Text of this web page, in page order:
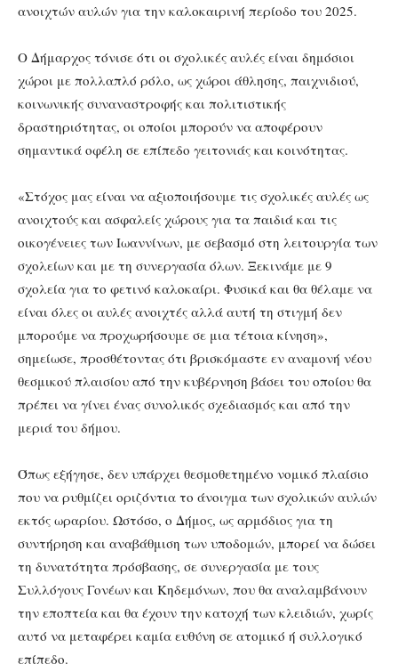
ανοιχτών αυλών για την καλοκαιρινή περίοδο του 2025.
Ο Δήμαρχος τόνισε ότι οι σχολικές αυλές είναι δημόσιοι
χώροι με πολλαπλό ρόλο, ως χώροι άθλησης, παιχνιδιού,
κοινωνικής συναναστροφής και πολιτιστικής
δραστηριότητας, οι οποίοι μπορούν να αποφέρουν
σημαντικά οφέλη σε επίπεδο γειτονιάς και κοινότητας.
«Στόχος μας είναι να αξιοποιήσουμε τις σχολικές αυλές ως
ανοιχτούς και ασφαλείς χώρους για τα παιδιά και τις
οικογένειες των Ιωαννίνων, με σεβασμό στη λειτουργία των
σχολείων και με τη συνεργασία όλων. Ξεκινάμε με 9
σχολεία για το φετινό καλοκαίρι. Φυσικά και θα θέλαμε να
είναι όλες οι αυλές ανοιχτές αλλά αυτή τη στιγμή δεν
μπορούμε να προχωρήσουμε σε μια τέτοια κίνηση»,
σημείωσε, προσθέτοντας ότι βρισκόμαστε εν αναμονή νέου
θεσμικού πλαισίου από την κυβέρνηση βάσει του οποίου θα
πρέπει να γίνει ένας συνολικός σχεδιασμός και από την
μεριά του δήμου.
Όπως εξήγησε, δεν υπάρχει θεσμοθετημένο νομικό πλαίσιο
που να ρυθμίζει οριζόντια το άνοιγμα των σχολικών αυλών
εκτός ωραρίου. Ωστόσο, ο Δήμος, ως αρμόδιος για τη
συντήρηση και αναβάθμιση των υποδομών, μπορεί να δώσει
τη δυνατότητα πρόσβασης, σε συνεργασία με τους
Συλλόγους Γονέων και Κηδεμόνων, που θα αναλαμβάνουν
την εποπτεία και θα έχουν την κατοχή των κλειδιών, χωρίς
αυτό να μεταφέρει καμία ευθύνη σε ατομικό ή συλλογικό
επίπεδο.